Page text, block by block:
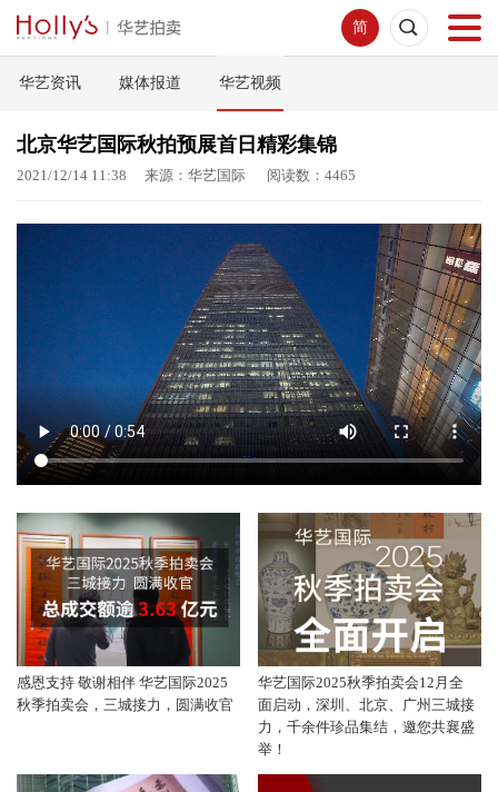
简
首页
拍卖预展
服务指南
关于我们
华艺资讯 媒体报道 华艺视频
北京华艺国际秋拍预展首日精彩集锦
2021/12/14 11:38 来源：华艺国际 阅读数：4465
感恩支持 敬谢相伴 华艺国际2025
秋季拍卖会，三城接力，圆满收官
华艺国际2025秋季拍卖会12月全
面启动，深圳、北京、广州三城接
力，千余件珍品集结，邀您共襄盛
举！